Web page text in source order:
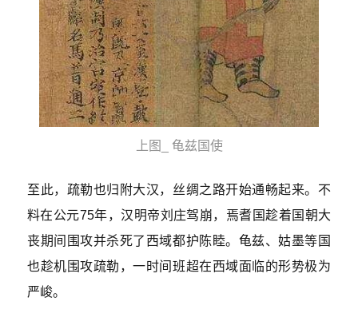
上图_ 龟兹国使
至此，疏勒也归附大汉，丝绸之路开始通畅起来。不
料在公元75年，汉明帝刘庄驾崩，焉耆国趁着国朝大
丧期间围攻并杀死了西域都护陈睦。龟兹、姑墨等国
也趁机围攻疏勒，一时间班超在西域面临的形势极为
严峻。